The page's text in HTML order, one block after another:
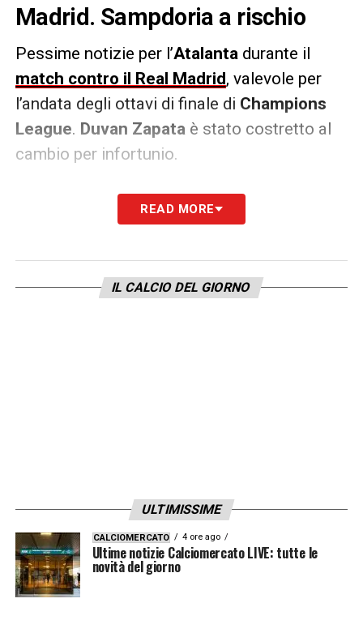
Madrid. Sampdoria a rischio
Pessime notizie per l’Atalanta durante il
match contro il Real Madrid, valevole per
l’andata degli ottavi di finale di Champions
League. Duvan Zapata è stato costretto al
cambio per infortunio.
L’attaccante colombiano ha patito un guaio
muscolare alla coscia sinistra e salterà il
READ MORE
IL CALCIO DEL GIORNO
ULTIMISSIME
CALCIOMERCATO 4 ore ago
Ultime notizie Calciomercato LIVE: tutte le
novità del giorno